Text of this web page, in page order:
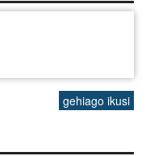
gehiago ikusi